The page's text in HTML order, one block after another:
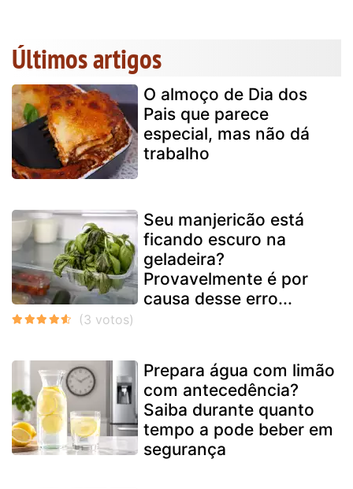
Últimos artigos
O almoço de Dia dos
Pais que parece
especial, mas não dá
trabalho
Seu manjericão está
ficando escuro na
geladeira?
Provavelmente é por
causa desse erro...
Prepara água com limão
com antecedência?
Saiba durante quanto
tempo a pode beber em
segurança